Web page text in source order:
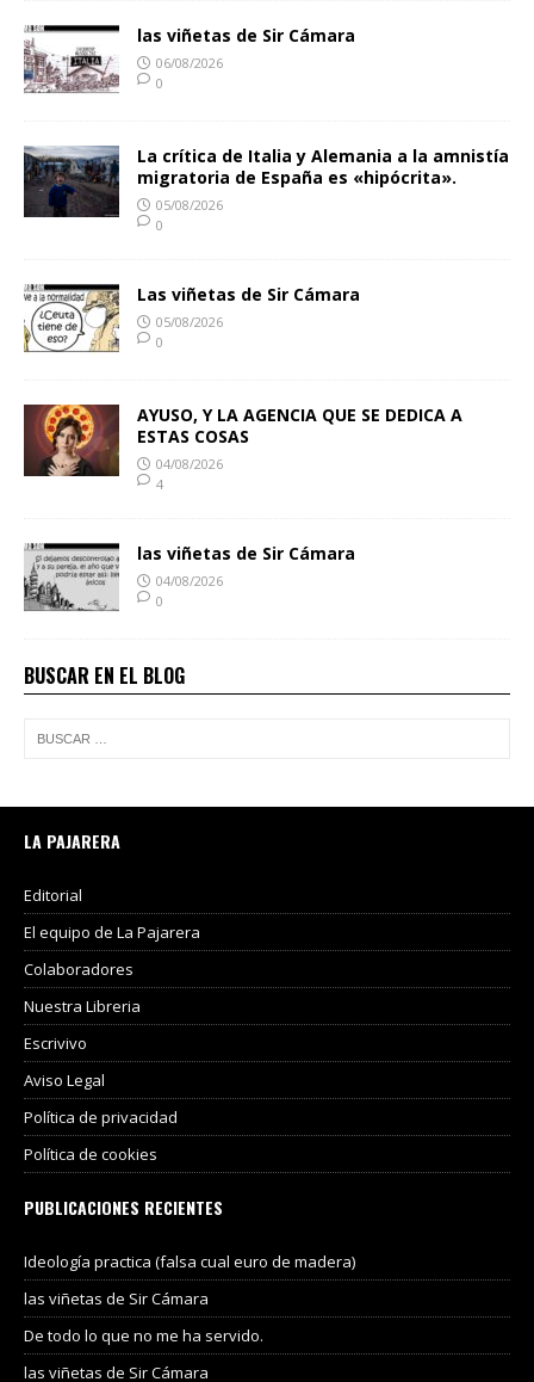
las viñetas de Sir Cámara
06/08/2026
0
La crítica de Italia y Alemania a la amnistía
migratoria de España es «hipócrita».
05/08/2026
0
Las viñetas de Sir Cámara
05/08/2026
0
AYUSO, Y LA AGENCIA QUE SE DEDICA A
ESTAS COSAS
04/08/2026
4
las viñetas de Sir Cámara
04/08/2026
0
BUSCAR EN EL BLOG
LA PAJARERA
Editorial
El equipo de La Pajarera
Colaboradores
Nuestra Libreria
Escrivivo
Aviso Legal
Política de privacidad
Política de cookies
PUBLICACIONES RECIENTES
Ideología practica (falsa cual euro de madera)
las viñetas de Sir Cámara
De todo lo que no me ha servido.
las viñetas de Sir Cámara